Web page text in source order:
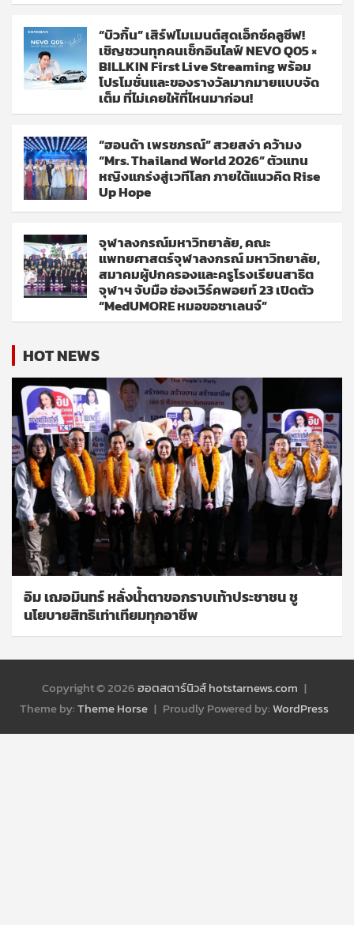
“บิวกิ้น” เสิร์ฟโมเมนต์สุดเอ็กซ์คลูซีฟ!
เชิญชวนทุกคนเช็กอินไลฟ์ NEVO Q05 ×
BILLKIN First Live Streaming พร้อม
โปรโมชั่นและของรางวัลมากมายแบบจัด
เต็ม ที่ไม่เคยให้ที่ไหนมาก่อน!
“ฮอนด้า เพรชภรณ์” สวยสง่า คว้ามง
“Mrs. Thailand World 2026” ตัวแทน
หญิงแกร่งสู่เวทีโลก ภายใต้แนวคิด Rise
Up Hope
จุฬาลงกรณ์มหาวิทยาลัย, คณะ
แพทยศาสตร์จุฬาลงกรณ์ มหาวิทยาลัย,
สมาคมผู้ปกครองและครูโรงเรียนสาธิต
จุฬาฯ จับมือ ช่องเวิร์คพอยท์ 23 เปิดตัว
“MedUMORE หมอขอชาเลนจ์”
HOT NEWS
อิม เฌอมินทร์ หลั่งน้ำตาขอกราบเท้าประชาชน ชู
นโยบายสิทธิเท่าเทียมทุกอาชีพ
Copyright © 2026ฮอตสตาร์นิวส์ hotstarnews.com
Theme by:Theme Horse Proudly Powered by:WordPress